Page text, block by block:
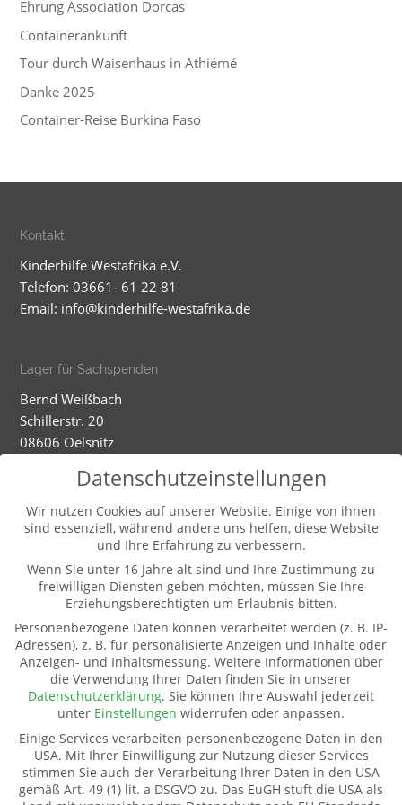
Ehrung Association Dorcas
Containerankunft
Tour durch Waisenhaus in Athiémé
Danke 2025
Container-Reise Burkina Faso
Kontakt
Kinderhilfe Westafrika e.V.
Telefon: 03661- 61 22 81
Email: info@kinderhilfe-westafrika.de
Lager für Sachspenden
Bernd Weißbach
Schillerstr. 20
08606 Oelsnitz
Dienstag - Mittwoch
9-12.00 und 13-16.00 Uhr (und nach Vereinbarung)
Weitere Informationen
Kontakt
Impressum
Datenschutz
Pate werden
Spenden
Mitglied werden
Datenschutzeinstellungen
Wir nutzen Cookies auf unserer Website. Einige von ihnen
sind essenziell, während andere uns helfen, diese Website
und Ihre Erfahrung zu verbessern.
Wenn Sie unter 16 Jahre alt sind und Ihre Zustimmung zu
freiwilligen Diensten geben möchten, müssen Sie Ihre
Erziehungsberechtigten um Erlaubnis bitten.
Personenbezogene Daten können verarbeitet werden (z. B. IP-
Adressen), z. B. für personalisierte Anzeigen und Inhalte oder
Anzeigen- und Inhaltsmessung. Weitere Informationen über
die Verwendung Ihrer Daten finden Sie in unserer
Datenschutzerklärung. Sie können Ihre Auswahl jederzeit
unter Einstellungen widerrufen oder anpassen.
Einige Services verarbeiten personenbezogene Daten in den
USA. Mit Ihrer Einwilligung zur Nutzung dieser Services
stimmen Sie auch der Verarbeitung Ihrer Daten in den USA
gemäß Art. 49 (1) lit. a DSGVO zu. Das EuGH stuft die USA als